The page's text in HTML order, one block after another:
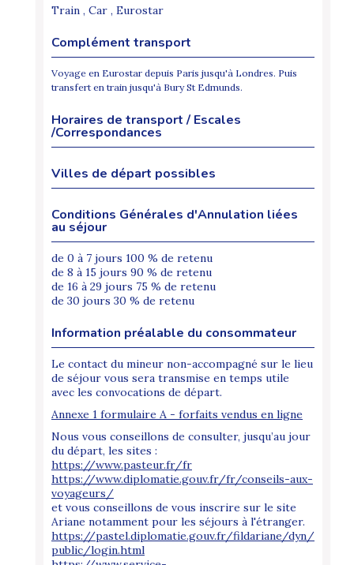
Train , Car , Eurostar
Complément transport
Voyage en Eurostar depuis Paris jusqu'à Londres. Puis
transfert en train jusqu'à Bury St Edmunds.
Horaires de transport / Escales
/Correspondances
Villes de départ possibles
Conditions Générales d'Annulation liées
au séjour
de 0 à 7 jours 100 % de retenu
de 8 à 15 jours 90 % de retenu
de 16 à 29 jours 75 % de retenu
de 30 jours 30 % de retenu
Information préalable du consommateur
Le contact du mineur non-accompagné sur le lieu
de séjour vous sera transmise en temps utile
avec les convocations de départ.
Annexe 1 formulaire A - forfaits vendus en ligne
Nous vous conseillons de consulter, jusqu’au jour
du départ, les sites :
https://www.pasteur.fr/fr
https://www.diplomatie.gouv.fr/fr/conseils-aux-
voyageurs/
et vous conseillons de vous inscrire sur le site
Ariane notamment pour les séjours à l'étranger.
https://pastel.diplomatie.gouv.fr/fildariane/dyn/
public/login.html